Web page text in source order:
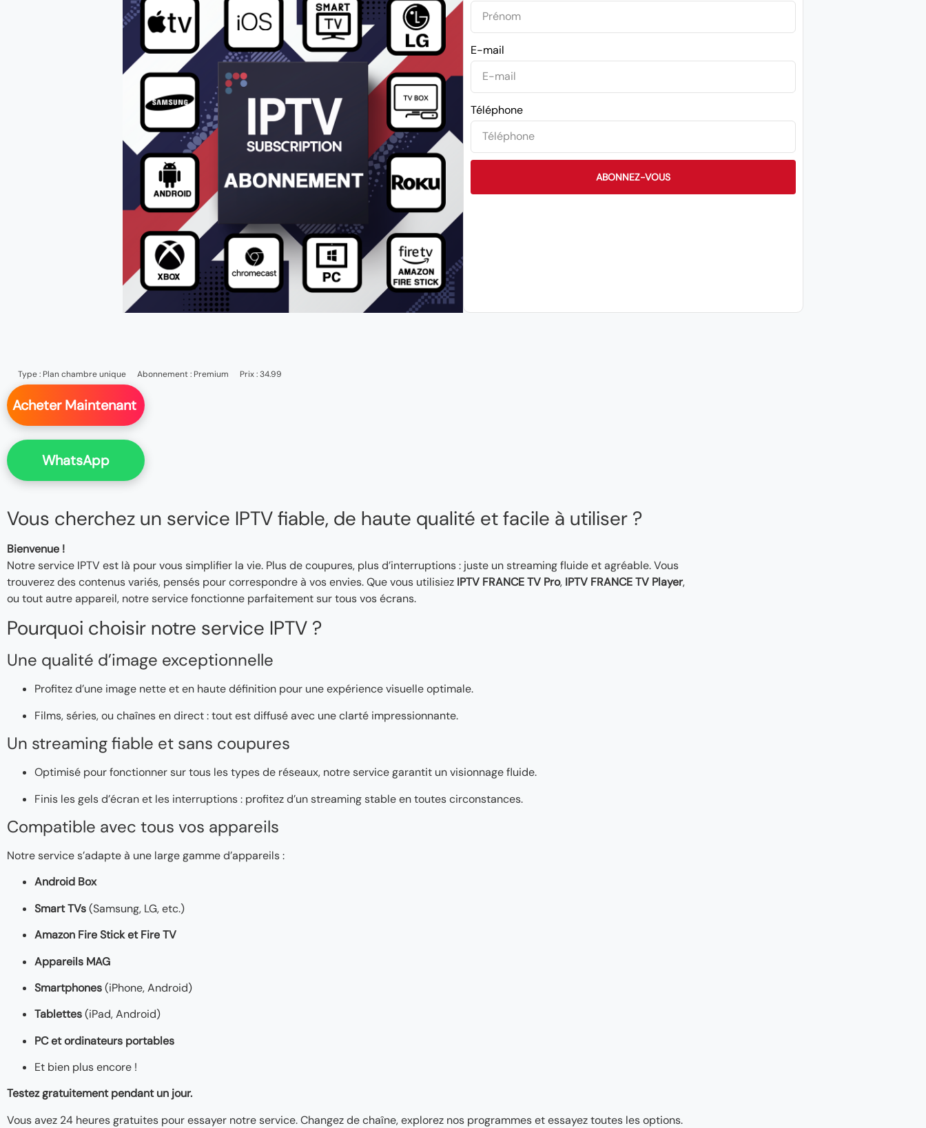
E-mail
Téléphone
ABONNEZ-VOUS
Type : Plan chambre unique Abonnement : Premium Prix : 34.99
Acheter Maintenant
WhatsApp
Vous cherchez un service IPTV fiable, de haute qualité et facile à utiliser ?
Bienvenue !
Notre service IPTV est là pour vous simplifier la vie. Plus de coupures, plus d’interruptions : juste un streaming fluide et agréable. Vous
trouverez des contenus variés, pensés pour correspondre à vos envies. Que vous utilisiez IPTV FRANCE TV Pro, IPTV FRANCE TV Player,
ou tout autre appareil, notre service fonctionne parfaitement sur tous vos écrans.
Pourquoi choisir notre service IPTV ?
Une qualité d’image exceptionnelle
Profitez d’une image nette et en haute définition pour une expérience visuelle optimale.
Films, séries, ou chaînes en direct : tout est diffusé avec une clarté impressionnante.
Un streaming fiable et sans coupures
Optimisé pour fonctionner sur tous les types de réseaux, notre service garantit un visionnage fluide.
Finis les gels d’écran et les interruptions : profitez d’un streaming stable en toutes circonstances.
Compatible avec tous vos appareils
Notre service s’adapte à une large gamme d’appareils :
Android Box
Smart TVs(Samsung, LG, etc.)
Amazon Fire Stick et Fire TV
Appareils MAG
Smartphones(iPhone, Android)
Tablettes(iPad, Android)
PC et ordinateurs portables
Et bien plus encore !
Testez gratuitement pendant un jour.
Vous avez 24 heures gratuites pour essayer notre service. Changez de chaîne, explorez nos programmes et essayez toutes les options.